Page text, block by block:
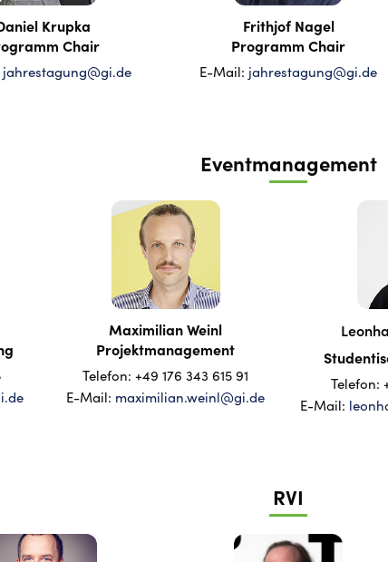
Krupka
Chair
jahrestagung@gi.de
Frithjof Nagel
Programm Chair
E-Mail: jahrestagung@gi.de
Eventmanagement
Maximilian Weinl
Projektmanagement
Telefon: +49 176 343 615 91
E-Mail: maximilian.weinl@gi.de
Telefon:
E-Mail:
RVI